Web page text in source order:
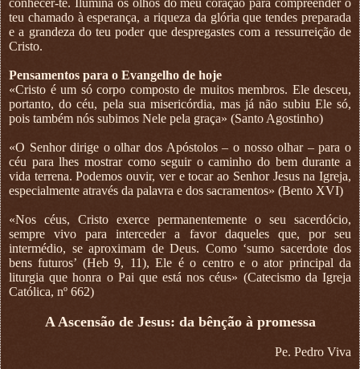
teu chamado à esperança, a riqueza da glória que tendes preparada
e a grandeza do teu poder que despregastes com a ressurreição de
Cristo.
Pensamentos para o Evangelho de hoje
«Cristo é um só corpo composto de muitos membros. Ele desceu,
portanto, do céu, pela sua misericórdia, mas já não subiu Ele só,
pois também nós subimos Nele pela graça» (Santo Agostinho)
«O Senhor dirige o olhar dos Apóstolos – o nosso olhar – para o
céu para lhes mostrar como seguir o caminho do bem durante a
vida terrena. Podemos ouvir, ver e tocar ao Senhor Jesus na Igreja,
especialmente através da palavra e dos sacramentos» (Bento XVI)
«Nos céus, Cristo exerce permanentemente o seu sacerdócio,
sempre vivo para interceder a favor daqueles que, por seu
intermédio, se aproximam de Deus. Como ‘sumo sacerdote dos
bens futuros’ (Heb 9, 11), Ele é o centro e o ator principal da
liturgia que honra o Pai que está nos céus» (Catecismo da Igreja
Católica, nº 662)
A Ascensão de Jesus: da bênção à promessa
Pe. Pedro Viva